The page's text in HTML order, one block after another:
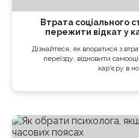
Втрата соціального
пережити відкат у
Дізнайтеся, як впоратися з
переїзду, відновити
кар'єру в